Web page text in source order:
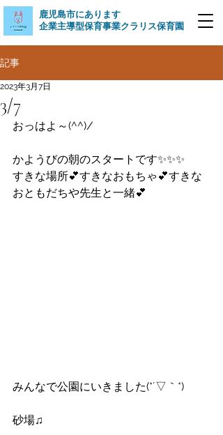
​鹿児島市にあります
企業主導型保育事業クラリス保育園
記事
3/7
2023年3月7日
おっはよ～(^^)/
かようびの朝のスタートです✨✨✨
すきな場所💕すきなおもちゃ💕すきな
おともだちや先生と一緒💕
みんなで公園にいきました(*´▽｀*)
砂場♫